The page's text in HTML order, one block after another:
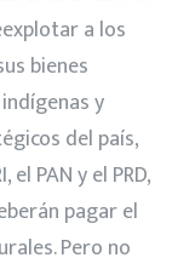
a los
bienes
y
del país,
PAN y el PRD,
pagar el
Pero no